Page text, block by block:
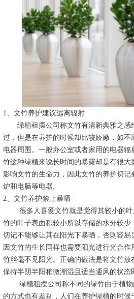
1、文竹养护建议远离辐射
绿植租摆公司称文竹有清新典雅之感
过，但是在养护的时候却比较娇嫩，如不
电器周围。一般办公室或者家用的电器
竹这种绿植来说长时间的暴露却是有很大
影响文竹的生命力，因此文竹的养护切记
炉和电脑等电器。
2、文竹养护禁止暴晒
很多人喜爱文竹就是觉得其较小的叶
竹的叶子表面积较小所以存储的水分较
切记不能够让其在阳光下暴晒，否则容易
因文竹的生长同样也需要阳光进行光合
竹丝毫不见阳光。正确的做法是将文竹放
保持半阴半阳稍微潮湿且适当通风的状态
绿植租摆公司称不同的绿竹由于植物
的方式也有差别，人们在养护绿植的时